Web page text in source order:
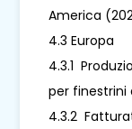
America
4.3 Europa
4.3.1
per finestrini
4.3.2